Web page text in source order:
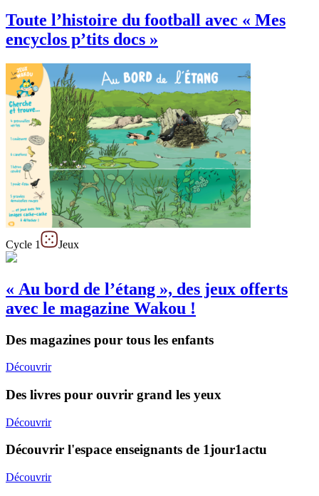
Toute l’histoire du football avec « Mes
encyclos p’tits docs »
Cycle 1 Jeux
« Au bord de l’étang », des jeux offerts
avec le magazine Wakou !
Des magazines pour tous les enfants
Découvrir
Des livres pour ouvrir grand les yeux
Découvrir
Découvrir l'espace enseignants de 1jour1actu
Découvrir